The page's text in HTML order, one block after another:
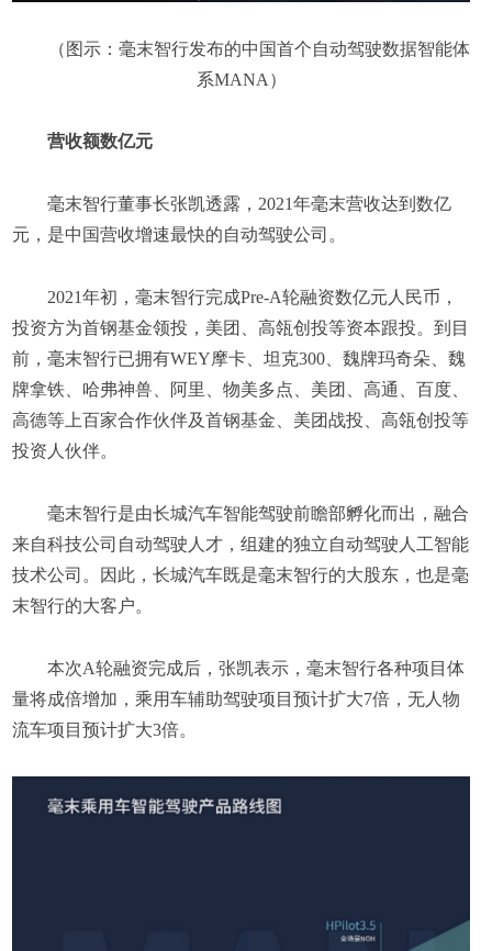
（图示：毫末智行发布的中国首个自动驾驶数据智能体
系MANA）
营收额数亿元
毫末智行董事长张凯透露，2021年毫末营收达到数亿
元，是中国营收增速最快的自动驾驶公司。
2021年初，毫末智行完成Pre-A轮融资数亿元人民币，
投资方为首钢基金领投，美团、高瓴创投等资本跟投。到目
前，毫末智行已拥有WEY摩卡、坦克300、魏牌玛奇朵、魏
牌拿铁、哈弗神兽、阿里、物美多点、美团、高通、百度、
高德等上百家合作伙伴及首钢基金、美团战投、高瓴创投等
投资人伙伴。
毫末智行是由长城汽车智能驾驶前瞻部孵化而出，融合
来自科技公司自动驾驶人才，组建的独立自动驾驶人工智能
技术公司。因此，长城汽车既是毫末智行的大股东，也是毫
末智行的大客户。
本次A轮融资完成后，张凯表示，毫末智行各种项目体
量将成倍增加，乘用车辅助驾驶项目预计扩大7倍，无人物
流车项目预计扩大3倍。